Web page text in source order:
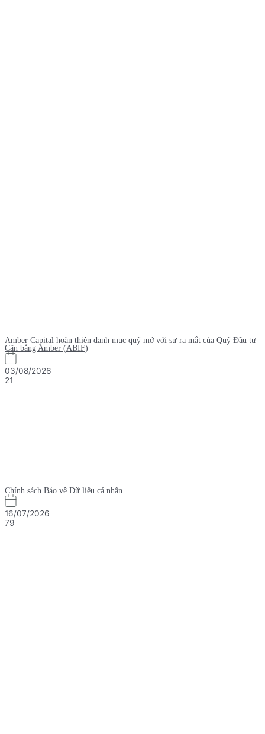
Amber Capital hoàn thiện danh mục quỹ mở với sự ra mắt của Quỹ Đầu tư
Cân bằng Amber (ABIF)
03/08/2026
21
Chính sách Bảo vệ Dữ liệu cá nhân
16/07/2026
79